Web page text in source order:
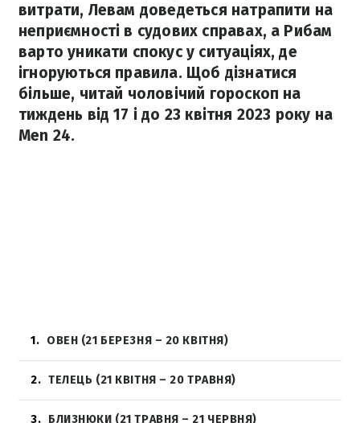
витрати, Левам доведеться натрапити на
неприємності в судових справах, а Рибам
варто уникати спокус у ситуаціях, де
ігноруються правила. Щоб дізнатися
більше, читай чоловічий гороскоп на
тиждень від 17 і до 23 квітня 2023 року на
Men 24.
1 ОВЕН (21 БЕРЕЗНЯ – 20 КВІТНЯ)
2 ТЕЛЕЦЬ (21 КВІТНЯ – 20 ТРАВНЯ)
3 БЛИЗНЮКИ (21 ТРАВНЯ – 21 ЧЕРВНЯ)